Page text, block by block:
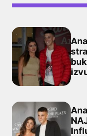
Ana Lazarević